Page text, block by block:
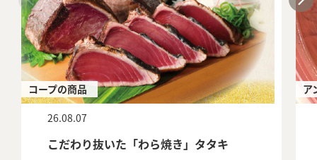
コープの商品
26.08.07
こだわり抜いた「わら焼き」タタキ
ア